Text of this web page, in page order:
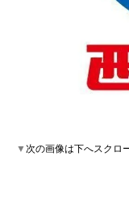
▼次の画像は下へスクロ